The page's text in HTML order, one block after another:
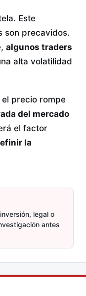
Este
son precavidos.
algunos traders
alta volatilidad
precio rompe
del mercado
el factor
la
legal o
antes